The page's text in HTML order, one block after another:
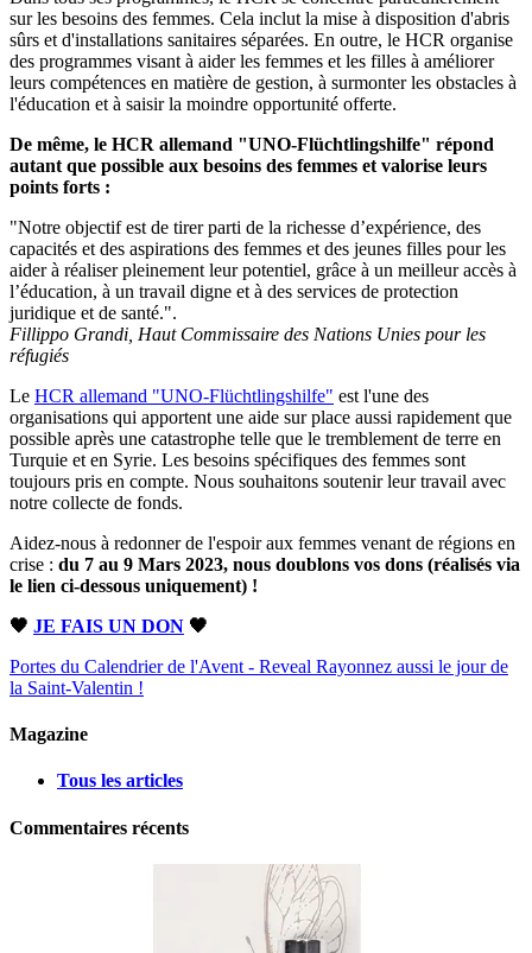
sur les besoins des femmes. Cela inclut la mise à disposition d'abris
sûrs et d'installations sanitaires séparées. En outre, le HCR organise
des programmes visant à aider les femmes et les filles à améliorer
leurs compétences en matière de gestion, à surmonter les obstacles à
l'éducation et à saisir la moindre opportunité offerte.
De même, le HCR allemand "UNO-Flüchtlingshilfe" répond
autant que possible aux besoins des femmes et valorise leurs
points forts :
"Notre objectif est de tirer parti de la richesse d’expérience, des
capacités et des aspirations des femmes et des jeunes filles pour les
aider à réaliser pleinement leur potentiel, grâce à un meilleur accès à
l’éducation, à un travail digne et à des services de protection
juridique et de santé.".
Fillippo Grandi, Haut Commissaire des Nations Unies pour les
réfugiés
Le HCR allemand "UNO-Flüchtlingshilfe" est l'une des
organisations qui apportent une aide sur place aussi rapidement que
possible après une catastrophe telle que le tremblement de terre en
Turquie et en Syrie. Les besoins spécifiques des femmes sont
toujours pris en compte. Nous souhaitons soutenir leur travail avec
notre collecte de fonds.
Aidez-nous à redonner de l'espoir aux femmes venant de régions en
crise : du 7 au 9 Mars 2023, nous doublons vos dons (réalisés via
le lien ci-dessous uniquement) !
🖤 JE FAIS UN DON 🖤
Portes du Calendrier de l'Avent - Reveal Rayonnez aussi le jour de
la Saint-Valentin !
Magazine
Tous les articles
Commentaires récents